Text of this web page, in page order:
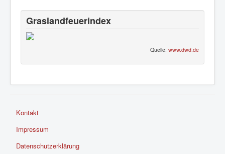
Graslandfeuerindex
Quelle: www.dwd.de
Kontakt
Impressum
Datenschutzerklärung